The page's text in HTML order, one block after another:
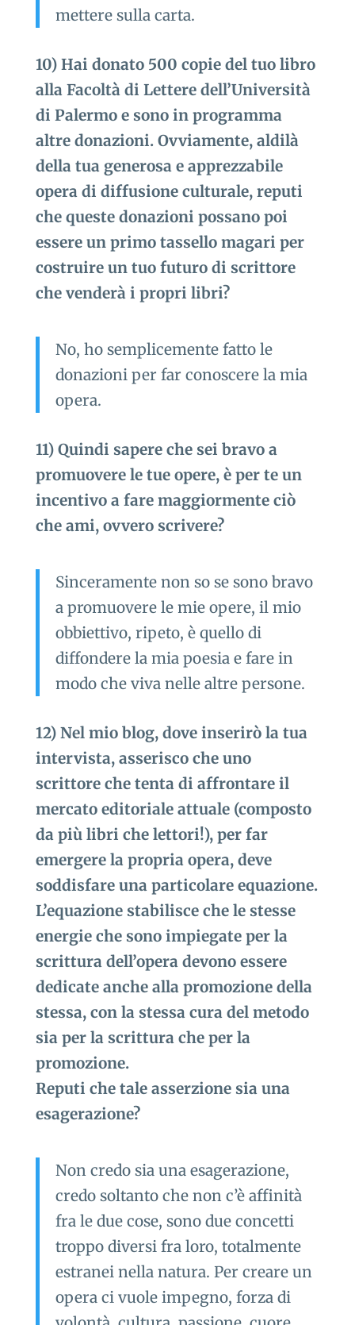
mettere sulla carta.
10) Hai donato 500 copie del tuo libro
alla Facoltà di Lettere dell’Università
di Palermo e sono in programma
altre donazioni. Ovviamente, aldilà
della tua generosa e apprezzabile
opera di diffusione culturale, reputi
che queste donazioni possano poi
essere un primo tassello magari per
costruire un tuo futuro di scrittore
che venderà i propri libri?
No, ho semplicemente fatto le
donazioni per far conoscere la mia
opera.
11) Quindi sapere che sei bravo a
promuovere le tue opere, è per te un
incentivo a fare maggiormente ciò
che ami, ovvero scrivere?
Sinceramente non so se sono bravo
a promuovere le mie opere, il mio
obbiettivo, ripeto, è quello di
diffondere la mia poesia e fare in
modo che viva nelle altre persone.
12) Nel mio blog, dove inserirò la tua
intervista, asserisco che uno
scrittore che tenta di affrontare il
mercato editoriale attuale (composto
da più libri che lettori!), per far
emergere la propria opera, deve
soddisfare una particolare equazione.
L’equazione stabilisce che le stesse
energie che sono impiegate per la
scrittura dell’opera devono essere
dedicate anche alla promozione della
stessa, con la stessa cura del metodo
sia per la scrittura che per la
promozione.
Reputi che tale asserzione sia una
esagerazione?
Non credo sia una esagerazione,
credo soltanto che non c’è affinità
fra le due cose, sono due concetti
troppo diversi fra loro, totalmente
estranei nella natura. Per creare un
opera ci vuole impegno, forza di